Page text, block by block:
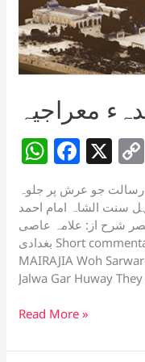
معراجیہ
W
at
s
A
p
p
F
c
e
b
o
o
X
جو عرش پر جلوہ
سنت الشاہ امام احمد
شرح از: علامہ عاصی
بغدادی Short commentary of the famous QASIDA-E-
MAIRAJIA Woh
Jalwa Gar Huway
شرح
معراجیہ
Read More »